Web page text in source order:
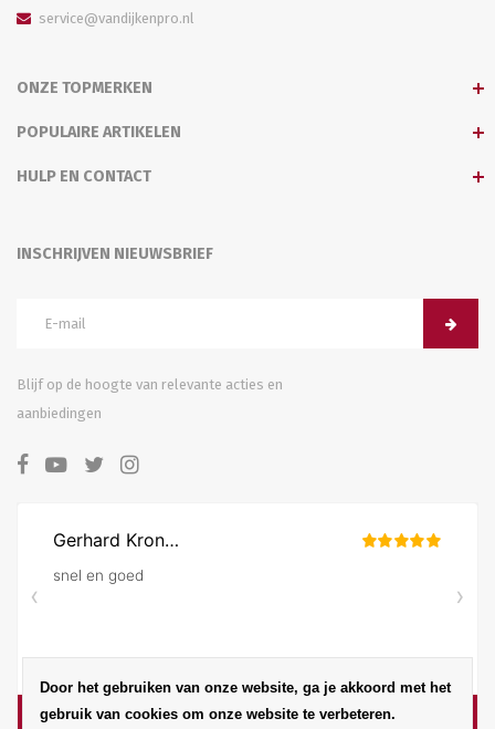
service@vandijkenpro.nl
ONZE TOPMERKEN
POPULAIRE ARTIKELEN
HULP EN CONTACT
INSCHRIJVEN NIEUWSBRIEF
Blijf op de hoogte van relevante acties en
aanbiedingen
Door het gebruiken van onze website, ga je akkoord met het
gebruik van cookies om onze website te verbeteren.